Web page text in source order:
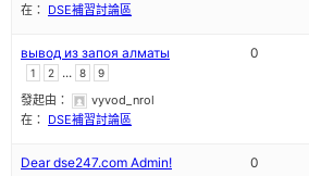
在： DSE補習討論區
вывод из запоя алматы
1 2 ... 8 9
發起由：
vyvod_nrol
在： DSE補習討論區
0
Dear dse247.com Admin! 0